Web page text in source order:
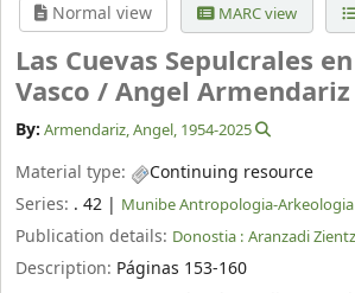
Normal view MARC view
Las Cuevas Sepulcrales
Vasco /Angel Armendariz
By: Armendariz, Angel, 1954-2025
Material type:
Continuing resource
Series: . 42 | Munibe Antropologia-Arkeologia
Publication details: Donostia : Aranzadi
Description: Páginas 153-160